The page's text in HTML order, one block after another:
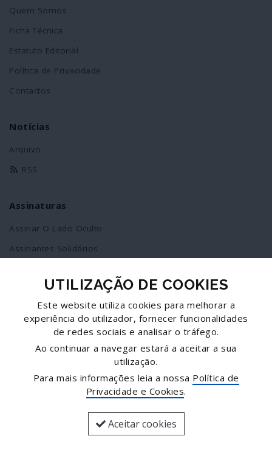
Quem Somos
Ficha Técnica
Estatuto Editorial
Política de Privacidade
Contactos
Notícias
Arquivo
RSS
Assinaturas
Assinar O Lado Oculto
Assinantes Solidários
Redes Sociais
Siga-nos no facebook
Twitter
UTILIZAÇÃO DE COOKIES
Este website utiliza cookies para melhorar a
experiência do utilizador, fornecer funcionalidades
de redes sociais e analisar o tráfego.
Ao continuar a navegar estará a aceitar a sua
utilização.
Para mais informações leia a nossa Política de
Privacidade e Cookies.
Aceitar cookies